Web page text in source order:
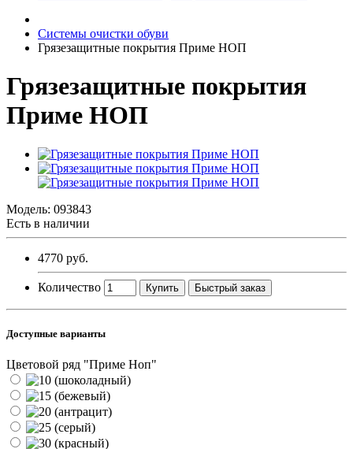
Системы очистки обуви
Грязезащитные покрытия Приме НОП
Грязезащитные покрытия
Приме НОП
Модель: 093843
Есть в наличии
4770 руб.
Количество Купить Быстрый заказ
Доступные варианты
Цветовой ряд "Приме Ноп"